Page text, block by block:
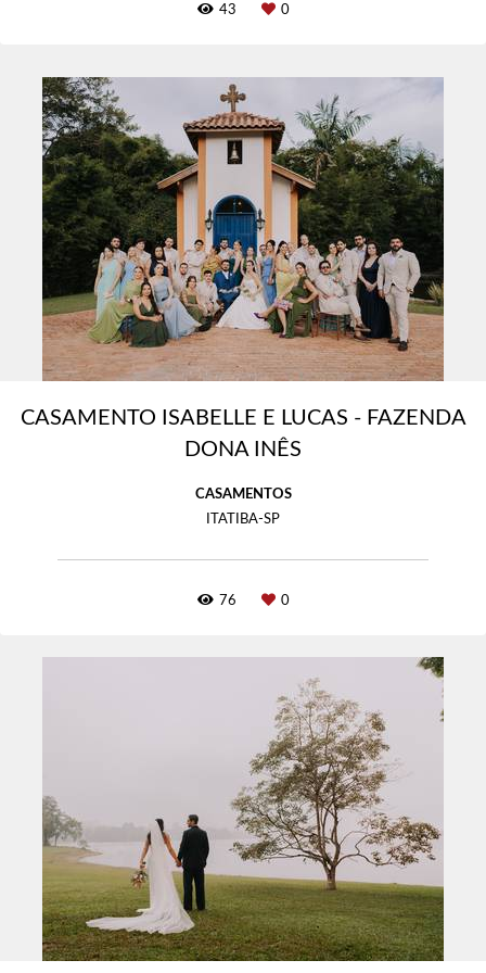
43 0
CASAMENTO ISABELLE E LUCAS - FAZENDA
DONA INÊS
CASAMENTOS
ITATIBA-SP
76 0